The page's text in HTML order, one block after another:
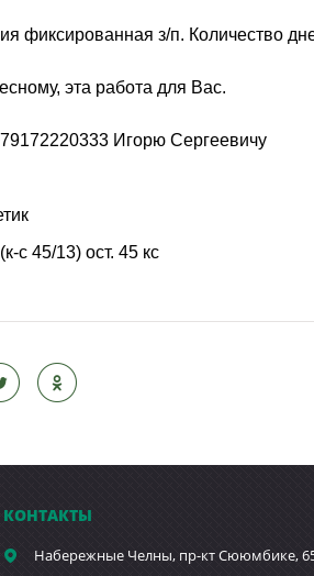
фиксированная з/п. Количество
эта работа для Вас.
Игорю Сергеевичу
45/13) ост. 45 кс
КОНТАКТЫ
Набережные Челны, пр-кт Сююмбике,